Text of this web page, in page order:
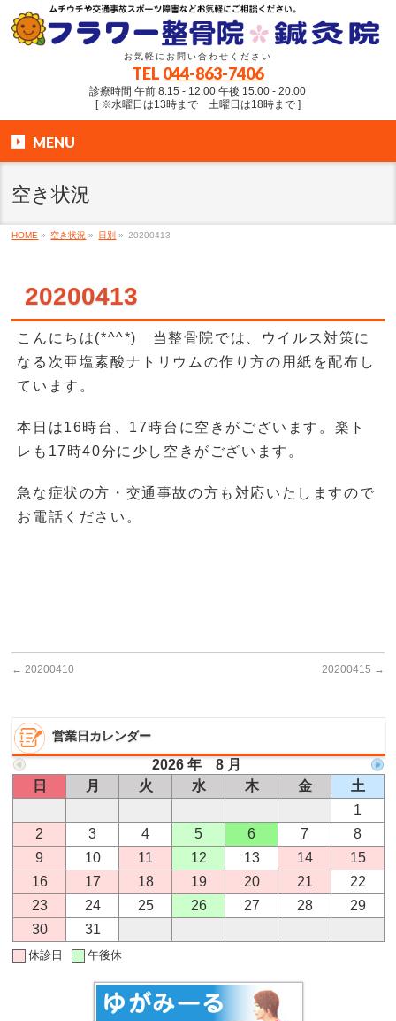
お気軽にお問い合わせください
TEL 044-863-7406
診療時間 午前 8:15 - 12:00 午後 15:00 - 20:00
[ ※水曜日は13時まで 土曜日は18時まで ]
MENU
空き状況
HOME » 空き状況 » 日別 » 20200413
20200413
こんにちは(*^^*) 当整骨院では、ウイルス対策に
なる次亜塩素酸ナトリウムの作り方の用紙を配布し
ています。
本日は16時台、17時台に空きがございます。楽ト
レも17時40分に少し空きがございます。
急な症状の方・交通事故の方も対応いたしますので
お電話ください。
← 20200410 20200415 →
営業日カレンダー
2026 年 8 月
日
月 火 水 木 金
土
1
2
3 4 5 6 7
8
9
10 11 12 13 14
15
16
17 18 19 20 21
22
23
24 25 26 27 28
29
30
31
休診日 午後休